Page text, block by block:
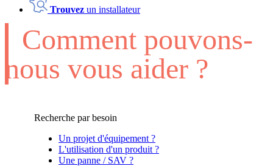
Trouvez un installateur
Comment pouvons-
nous vous aider ?
Recherche par besoin
Un projet d'équipement ?
L'utilisation d'un produit ?
Une panne / SAV ?